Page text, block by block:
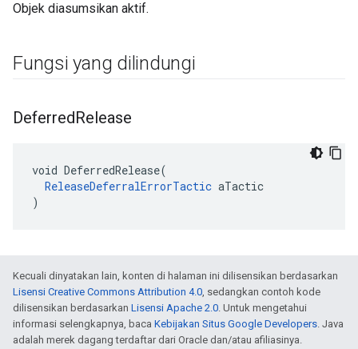
Objek diasumsikan aktif.
Fungsi yang dilindungi
DeferredRelease
void DeferredRelease(
ReleaseDeferralErrorTactic aTactic
)
Kecuali dinyatakan lain, konten di halaman ini dilisensikan berdasarkan
Lisensi Creative Commons Attribution 4.0, sedangkan contoh kode
dilisensikan berdasarkan Lisensi Apache 2.0. Untuk mengetahui
informasi selengkapnya, baca Kebijakan Situs Google Developers. Java
adalah merek dagang terdaftar dari Oracle dan/atau afiliasinya.